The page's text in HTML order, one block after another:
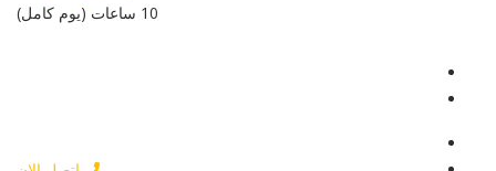
10 ساعات (يوم كامل)